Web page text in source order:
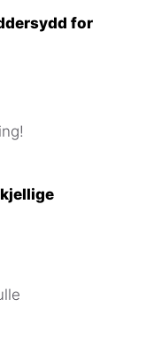
for